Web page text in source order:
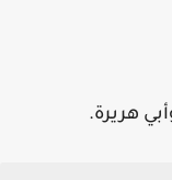
هريرة.